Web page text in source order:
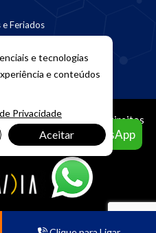
Feriados
Digital. Todos os Direitos
Agendar pelo WhatsApp
e tecnologias
e conteúdos
Privacidade
Aceitar